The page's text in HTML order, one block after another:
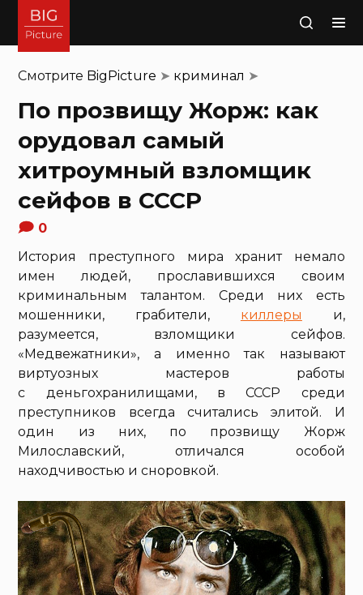
Поиск
Смотрите BigPicture ➤ криминал ➤
По прозвищу Жорж: как
орудовал самый
хитроумный взломщик
сейфов в СССР
0
История преступного мира хранит немало
имен людей, прославившихся своим
криминальным талантом. Среди них есть
мошенники, грабители, киллеры и,
разумеется, взломщики сейфов.
«Медвежатники», а именно так называют
виртуозных мастеров работы
с деньгохранилищами, в СССР среди
преступников всегда считались элитой. И
один из них, по прозвищу Жорж
Милославский, отличался особой
находчивостью и сноровкой.